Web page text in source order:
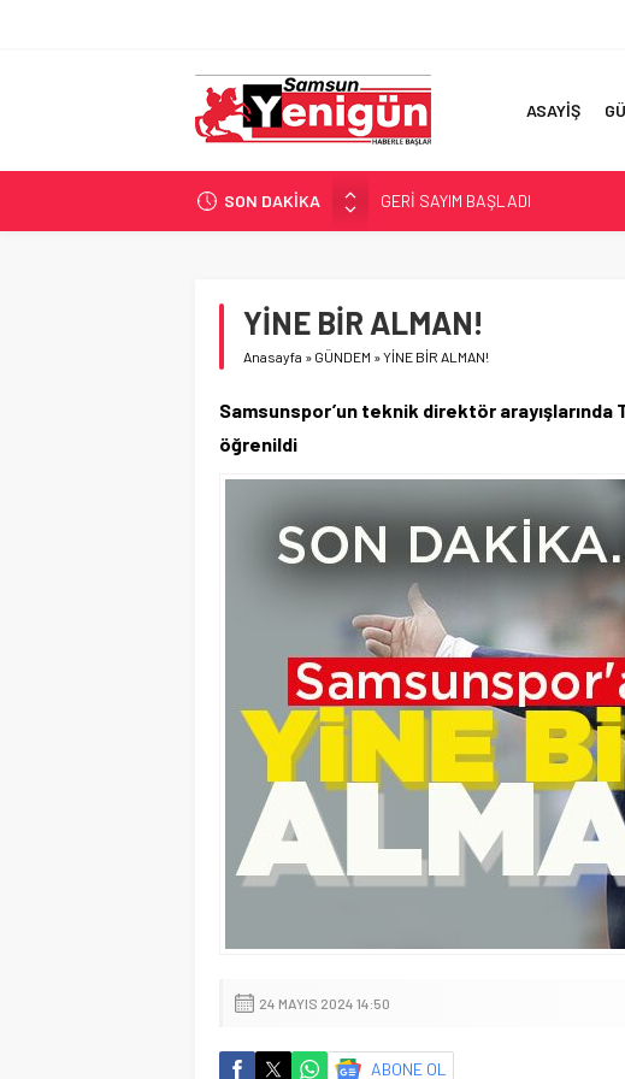
ASAYİŞ
SON DAKİKA
GERİ SAYIM BAŞLADI
SAMSUNSPOR’DA HEDEF
İŞTE FINDIK FİYATI!
YÖNETİCİ SEÇERKEN YAPILAN
YİNE BİR ALMAN!
Anasayfa » GÜNDEM »YİNE BİR ALMAN!
Samsunspor’un teknik direktör
öğrenildi
24 MAYIS 2024 14:50
ABONE OL